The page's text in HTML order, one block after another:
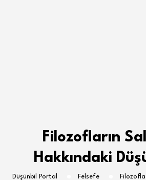
Filozofların
Hakkındaki
Düşünbil Portal Felsefe